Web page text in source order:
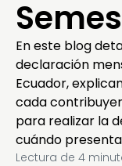
En este blog
declaración
Ecuador,
cada
para realizar la
cuándo
Lectura de 4